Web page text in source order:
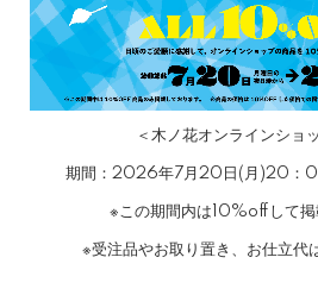
＜木ノ花オンラインショ
期間：2026年7月20日(月)20：
※この期間内は10%offして掲
※受注品やお取り置き、お仕立代